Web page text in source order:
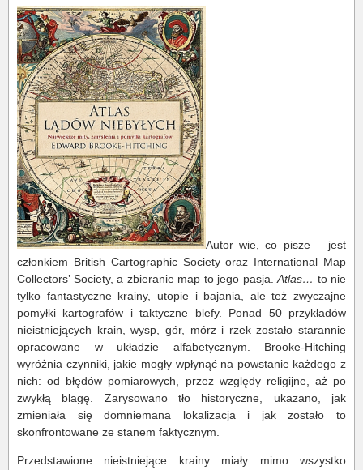
Autor wie, co pisze – jest
członkiem British Cartographic Society oraz International Map
Collectors’ Society, a zbieranie map to jego pasja. Atlas… to nie
tylko fantastyczne krainy, utopie i bajania, ale też zwyczajne
pomyłki kartografów i taktyczne blefy. Ponad 50 przykładów
nieistniejących krain, wysp, gór, mórz i rzek zostało starannie
opracowane w układzie alfabetycznym. Brooke-Hitching
wyróżnia czynniki, jakie mogły wpłynąć na powstanie każdego z
nich: od błędów pomiarowych, przez względy religijne, aż po
zwykłą blagę. Zarysowano tło historyczne, ukazano, jak
zmieniała się domniemana lokalizacja i jak zostało to
skonfrontowane ze stanem faktycznym.
Przedstawione nieistniejące krainy miały mimo wszystko